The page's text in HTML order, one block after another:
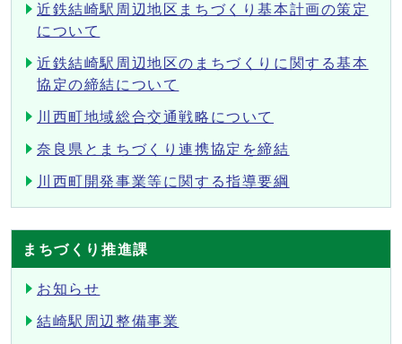
近鉄結崎駅周辺地区まちづくり基本計画の策定
について
近鉄結崎駅周辺地区のまちづくりに関する基本
協定の締結について
川西町地域総合交通戦略について
奈良県とまちづくり連携協定を締結
川西町開発事業等に関する指導要綱
まちづくり推進課
お知らせ
結崎駅周辺整備事業